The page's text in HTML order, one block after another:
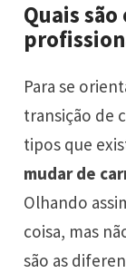
Quais
Para se
transição de
tipos que
mudar de
Olhando
coisa, mas
são as